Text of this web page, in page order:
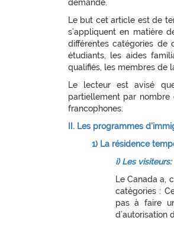
demande.
Le but cet article est de
s’appliquent en matière
différentes catégories de
étudiants, les aides
qualifiés, les membres de
Le lecteur est avisé
partiellement par nombre
francophones.
II. Les programmes
1) La résidence
i) Les
Le Canada a,
catégories :
pas à faire
d’autorisation